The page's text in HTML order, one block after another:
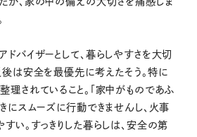
ドバイザーとして、暮らしやすさを大切
後は安全を最優先に考えたそう。特に
理されていること。「家中がものであふ
にスムーズに行動できませんし、火事
い。すっきりした暮らしは、安全の第